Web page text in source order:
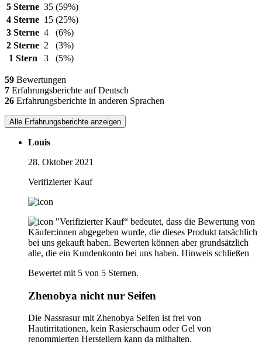
5 Sterne 35 (59%)
4 Sterne 15 (25%)
3 Sterne 4
(6%)
2 Sterne 2
(3%)
1 Stern
3 (5%)
59 Bewertungen
7 Erfahrungsberichte auf Deutsch
26 Erfahrungsberichte in anderen Sprachen
Alle Erfahrungsberichte anzeigen
Louis
28. Oktober 2021
Verifizierter Kauf
"Verifizierter Kauf“ bedeutet, dass die Bewertung von
Käufer:innen abgegeben wurde, die dieses Produkt tatsächlich
bei uns gekauft haben. Bewerten können aber grundsätzlich
alle, die ein Kundenkonto bei uns haben. Hinweis schließen
Bewertet mit 5 von 5 Sternen.
Zhenobya nicht nur Seifen
Die Nassrasur mit Zhenobya Seifen ist frei von
Hautirritationen, kein Rasierschaum oder Gel von
renommierten Herstellern kann da mithalten.